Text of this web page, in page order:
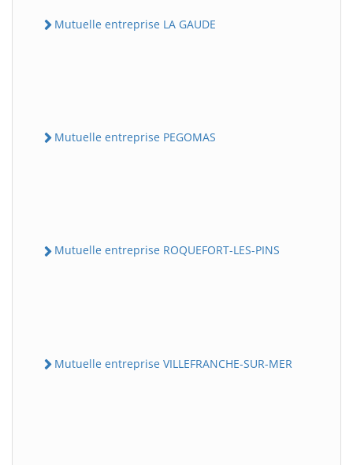
Mutuelle entreprise LA GAUDE
Mutuelle entreprise PEGOMAS
Mutuelle entreprise ROQUEFORT-LES-PINS
Mutuelle entreprise VILLEFRANCHE-SUR-MER